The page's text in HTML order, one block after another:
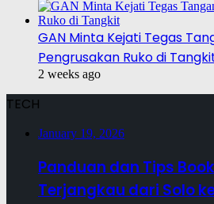
GAN Minta Kejati Tegas
Pengrusakan Ruko di
2 weeks ago
TECH
January 19, 2026
Panduan dan Tips
Terjangkau dari Solo